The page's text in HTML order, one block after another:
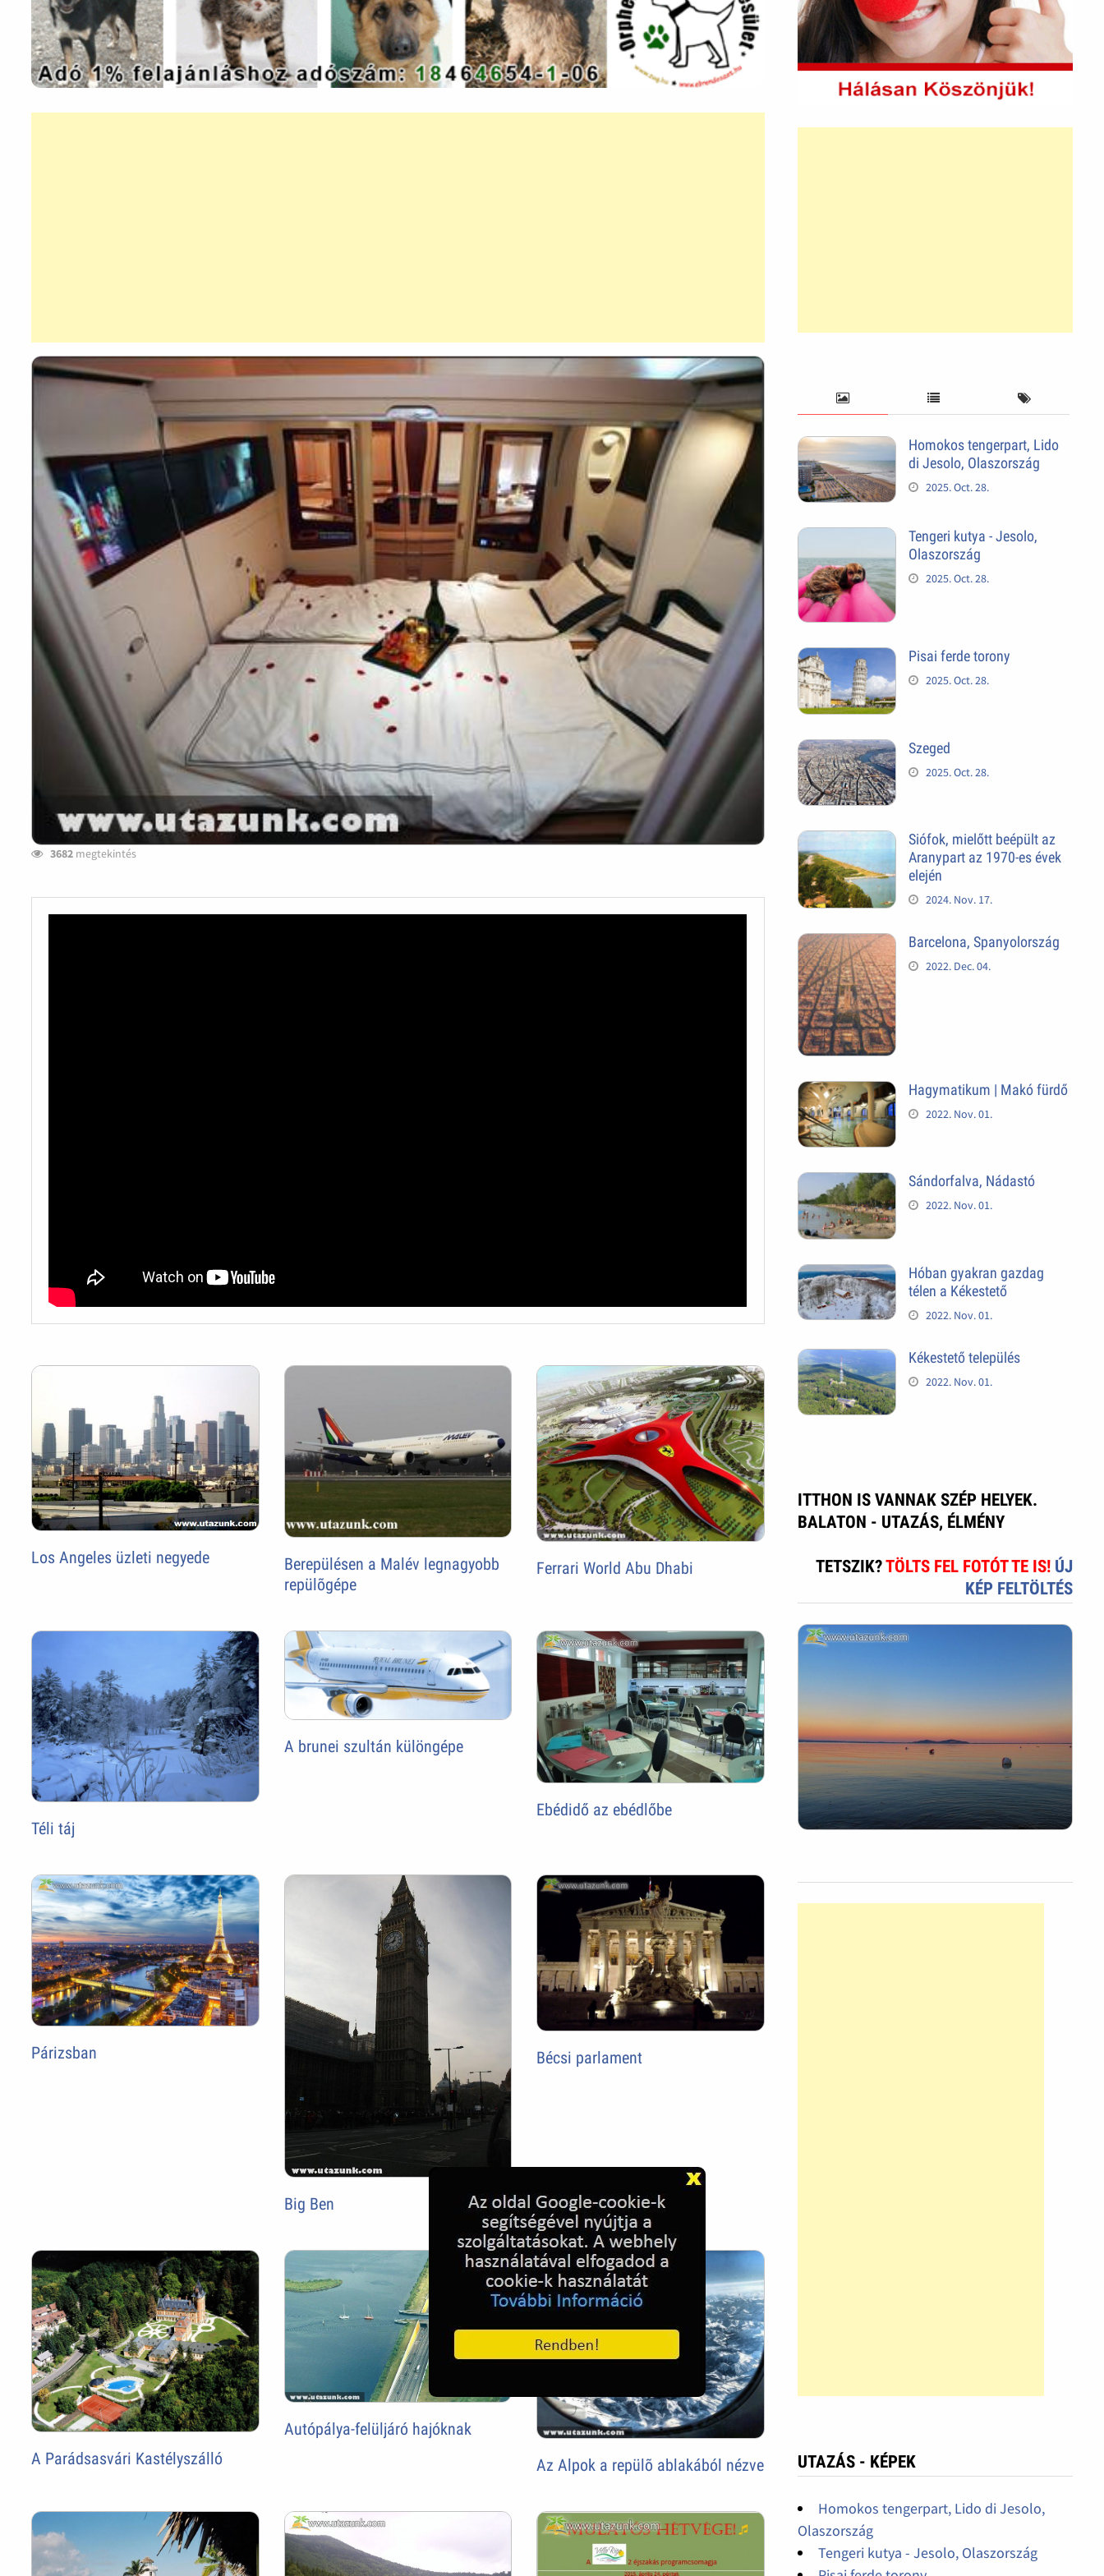
3682 megtekintés
Los Angeles üzleti negyede
Berepülésen a Malév legnagyobb
repülõgépe
Ferrari World Abu Dhabi
Téli táj
A brunei szultán különgépe
Ebédidő az ebédlőbe
Párizsban
Big Ben
Bécsi parlament
A Parádsasvári Kastélyszálló
Autópálya-felüljáró hajóknak
Az Alpok a repülõ ablakából nézve
Homokos tengerpart, Lido
di Jesolo, Olaszország
2025. Oct. 28.
Tengeri kutya - Jesolo,
Olaszország
2025. Oct. 28.
Pisai ferde torony
2025. Oct. 28.
Szeged
2025. Oct. 28.
Siófok, mielőtt beépült az
Aranypart az 1970-es évek
elején
2024. Nov. 17.
Barcelona, Spanyolország
2022. Dec. 04.
Hagymatikum | Makó fürdő
2022. Nov. 01.
Sándorfalva, Nádastó
2022. Nov. 01.
Hóban gyakran gazdag
télen a Kékestető
2022. Nov. 01.
Kékestető település
2022. Nov. 01.
ITTHON IS VANNAK SZÉP HELYEK.
BALATON - UTAZÁS, ÉLMÉNY
TETSZIK?TÖLTS FEL FOTÓT TE IS! ÚJ
KÉP FELTÖLTÉS
UTAZÁS - KÉPEK
Homokos tengerpart, Lido di Jesolo,
Olaszország
Tengeri kutya - Jesolo, Olaszország